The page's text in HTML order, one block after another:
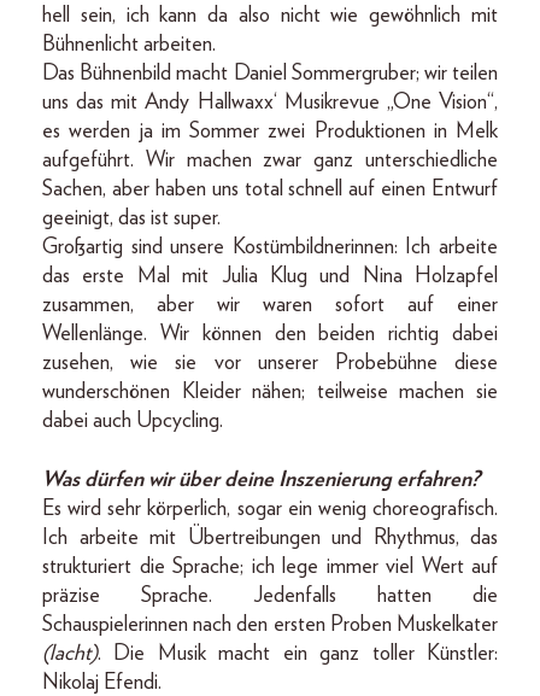
hell sein, ich kann da also nicht wie gewöhnlich mit
Bühnenlicht arbeiten.
Das Bühnenbild macht Daniel Sommergruber; wir teilen
uns das mit Andy Hallwaxx‘ Musikrevue „One Vision“,
es werden ja im Sommer zwei Produktionen in Melk
aufgeführt. Wir machen zwar ganz unterschiedliche
Sachen, aber haben uns total schnell auf einen Entwurf
geeinigt, das ist super.
Großartig sind unsere Kostümbildnerinnen: Ich arbeite
das erste Mal mit Julia Klug und Nina Holzapfel
zusammen, aber wir waren sofort auf einer
Wellenlänge. Wir können den beiden richtig dabei
zusehen, wie sie vor unserer Probebühne diese
wunderschönen Kleider nähen; teilweise machen sie
dabei auch Upcycling.
Was dürfen wir über deine Inszenierung erfahren?
Es wird sehr körperlich, sogar ein wenig choreografisch.
Ich arbeite mit Übertreibungen und Rhythmus, das
strukturiert die Sprache; ich lege immer viel Wert auf
präzise Sprache. Jedenfalls hatten die
Schauspielerinnen nach den ersten Proben Muskelkater
(lacht). Die Musik macht ein ganz toller Künstler:
Nikolaj Efendi.